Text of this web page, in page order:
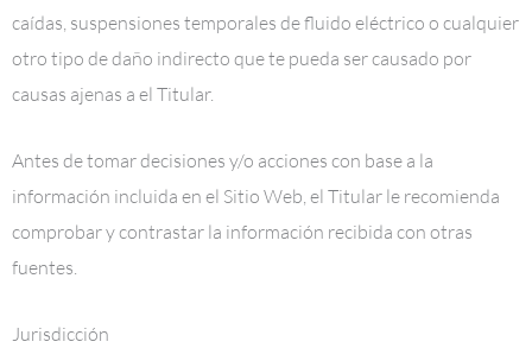
caídas, suspensiones temporales de fluido eléctrico o cualquier
otro tipo de daño indirecto que te pueda ser causado por
causas ajenas a el Titular.
Antes de tomar decisiones y/o acciones con base a la
información incluida en el Sitio Web, el Titular le recomienda
comprobar y contrastar la información recibida con otras
fuentes.
Jurisdicción